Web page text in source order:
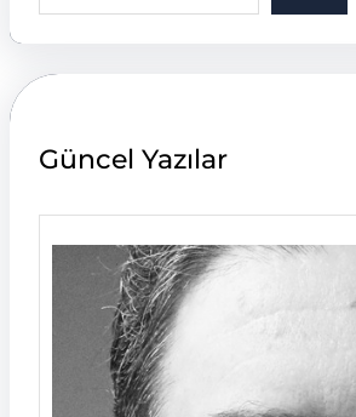
a
h
Güncel Yazılar